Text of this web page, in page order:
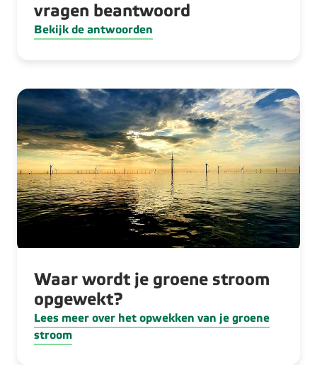
vragen beantwoord
Bekijk de antwoorden
Waar wordt je groene stroom
opgewekt?
Lees meer over het opwekken van je groene
stroom